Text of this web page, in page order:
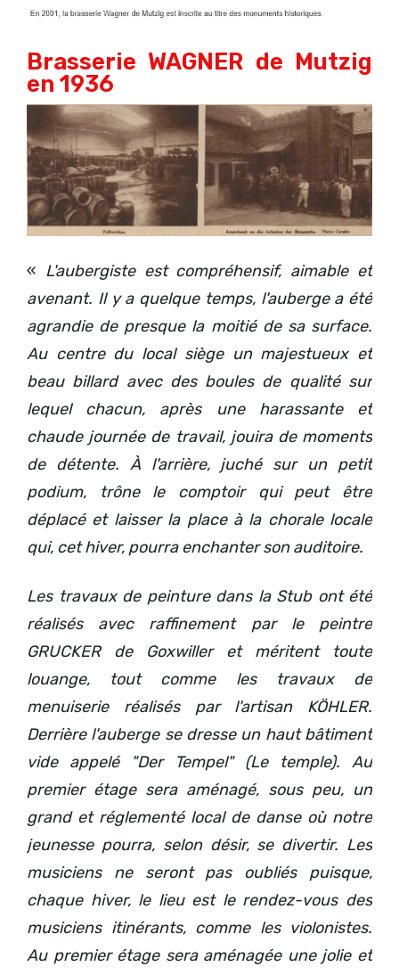
Brasserie WAGNER de Mutzig
en 1936
« L'aubergiste est compréhensif, aimable et
avenant. Il y a quelque temps, l'auberge a été
agrandie de presque la moitié de sa surface.
Au centre du local siège un majestueux et
beau billard avec des boules de qualité sur
lequel chacun, après une harassante et
chaude journée de travail, jouira de moments
de détente. À l'arrière, juché sur un petit
podium, trône le comptoir qui peut être
déplacé et laisser la place à la chorale locale
qui, cet hiver, pourra enchanter son auditoire.
Les travaux de peinture dans la Stub ont été
réalisés avec raffinement par le peintre
GRUCKER de Goxwiller et méritent toute
louange, tout comme les travaux de
menuiserie réalisés par l'artisan KÖHLER.
Derrière l'auberge se dresse un haut bâtiment
vide appelé "Der Tempel" (Le temple). Au
premier étage sera aménagé, sous peu, un
grand et réglementé local de danse où notre
jeunesse pourra, selon désir, se divertir. Les
musiciens ne seront pas oubliés puisque,
chaque hiver, le lieu est le rendez-vous des
musiciens itinérants, comme les violonistes.
Au premier étage sera aménagée une jolie et